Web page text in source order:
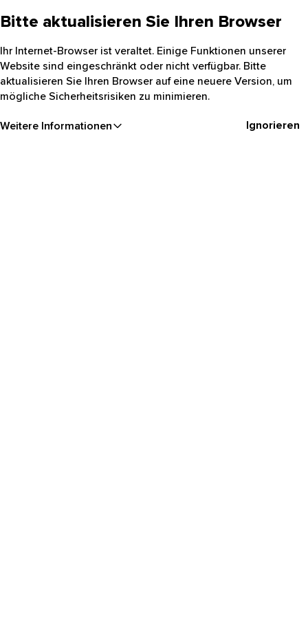
Bitte aktualisieren Sie Ihren Browser
Ihr Internet-Browser ist veraltet. Einige Funktionen unserer
Website sind eingeschränkt oder nicht verfügbar. Bitte
aktualisieren Sie Ihren Browser auf eine neuere Version, um
mögliche Sicherheitsrisiken zu minimieren.
Weitere Informationen Ignorieren